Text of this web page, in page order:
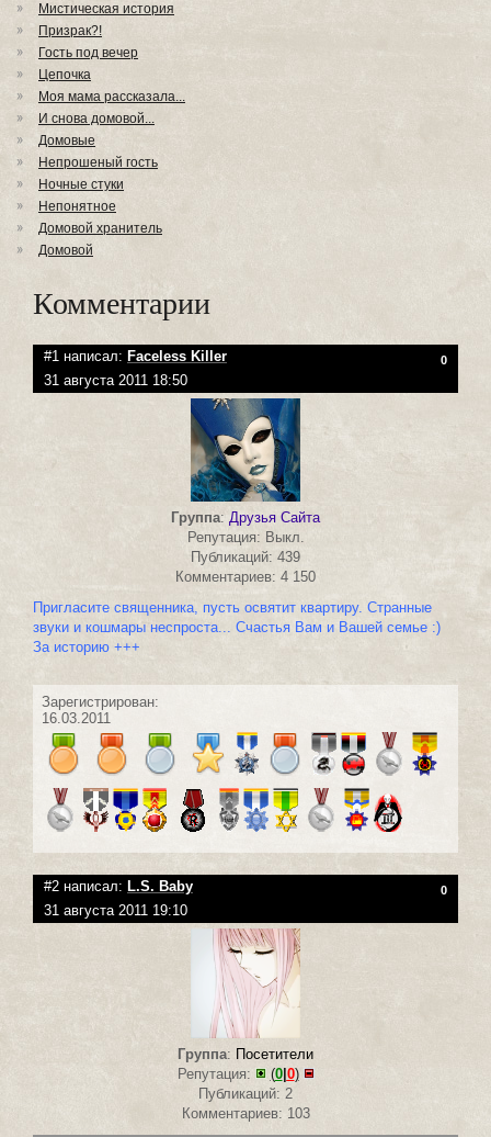
Мистическая история
Призрак?!
Гость под вечер
Цепочка
Моя мама рассказала...
И снова домовой...
Домовые
Непрошеный гость
Ночные стуки
Непонятное
Домовой хранитель
Домовой
Комментарии
#1 написал: Faceless Killer 0
31 августа 2011 18:50
Группа: Друзья Сайта
Репутация: Выкл.
Публикаций: 439
Комментариев: 4 150
Пригласите священника, пусть освятит квартиру. Странные
звуки и кошмары неспроста... Счастья Вам и Вашей семье :)
За историю +++
Зарегистрирован:
16.03.2011
#2 написал: L.S. Baby 0
31 августа 2011 19:10
Группа: Посетители
Репутация:
(0| 0)
Публикаций: 2
Комментариев: 103